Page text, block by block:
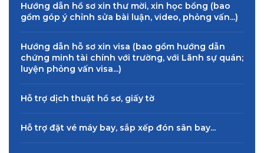
Hướng dẫn hồ sơ xin thư mời, xin học bổng (bao
gồm góp ý chỉnh sửa bài luận, video, phỏng vấn...)
Hướng dẫn hỗ sơ xin visa (bao gồm hướng dẫn
chứng minh tài chính với trường, với Lãnh sự quán;
luyện phỏng vấn visa...)
Hỗ trợ dịch thuật hồ sơ, giấy tờ
Hỗ trợ đặt vé máy bay, sắp xếp đón sân bay...